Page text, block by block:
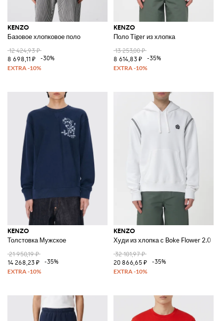
KENZO
Базовое хлопковое поло
12 424,93 ₽
8 698,11 ₽
-30%
KENZO
Поло Tiger из хлопка
13 253,00 ₽
8 614,83 ₽
-35%
KENZO
Толстовка Мужское
21 950,19 ₽
14 268,23 ₽
-35%
KENZO
Худи из хлопка с Boke Flower 2.0
32 101,97 ₽
20 866,65 ₽
-35%